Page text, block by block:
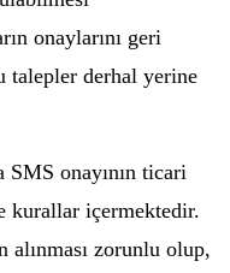
onaylarını geri
talepler derhal yerine
SMS onayının ticari
kurallar içermektedir.
alınması zorunlu olup,